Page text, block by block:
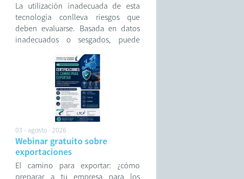
La utilización inadecuada de esta
tecnología conlleva riesgos que
deben evaluarse. Basada en datos
inadecuados o sesgados, puede
03 - agosto - 2026
Webinar gratuito sobre
exportaciones
El camino para exportar: ¿cómo
preparar a tu empresa para los